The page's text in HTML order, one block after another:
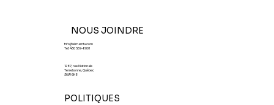
NOUS JOINDRE
info@elmamia.com
Tel:450 569-8001
1287, rue Nationale
Terrebonne, Québec
J6W 6H8
POLITIQUES